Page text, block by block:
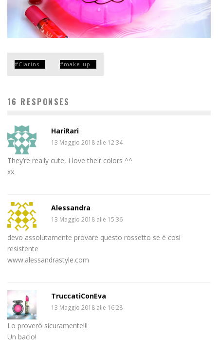
Clarins make-up
16 RESPONSES
HariRari
13 Maggio 2018 alle 12:34
They’re really cute, I love their colors ^^
xx
Alessandra
13 Maggio 2018 alle 15:36
devo assolutamente provare questo rossetto se è così
resistente
www.alessandrastyle.com
TruccatiConEva
13 Maggio 2018 alle 16:28
Lo proverò sicuramente!!!
Un bacio!